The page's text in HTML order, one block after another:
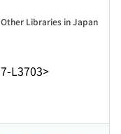
L3703>
Other Libraries in Japan